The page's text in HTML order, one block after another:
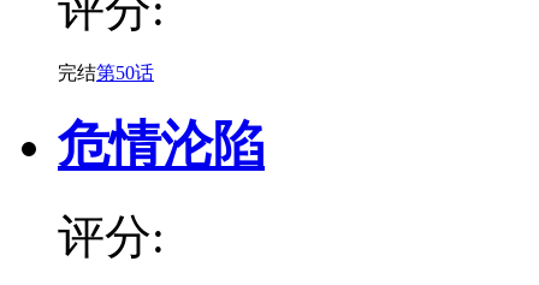
完结第50话
危情沦陷
评分: